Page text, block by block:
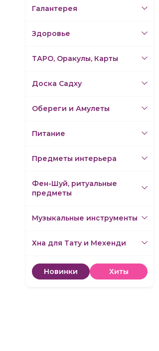
Галантерея
Здоровье
ТАРО, Оракулы, Карты
Доска Садху
Обереги и Амулеты
Питание
Предметы интерьера
Фен-Шуй, ритуальные
предметы
Музыкальные инструменты
Хна для Тату и Мехенди
Новинки Хиты